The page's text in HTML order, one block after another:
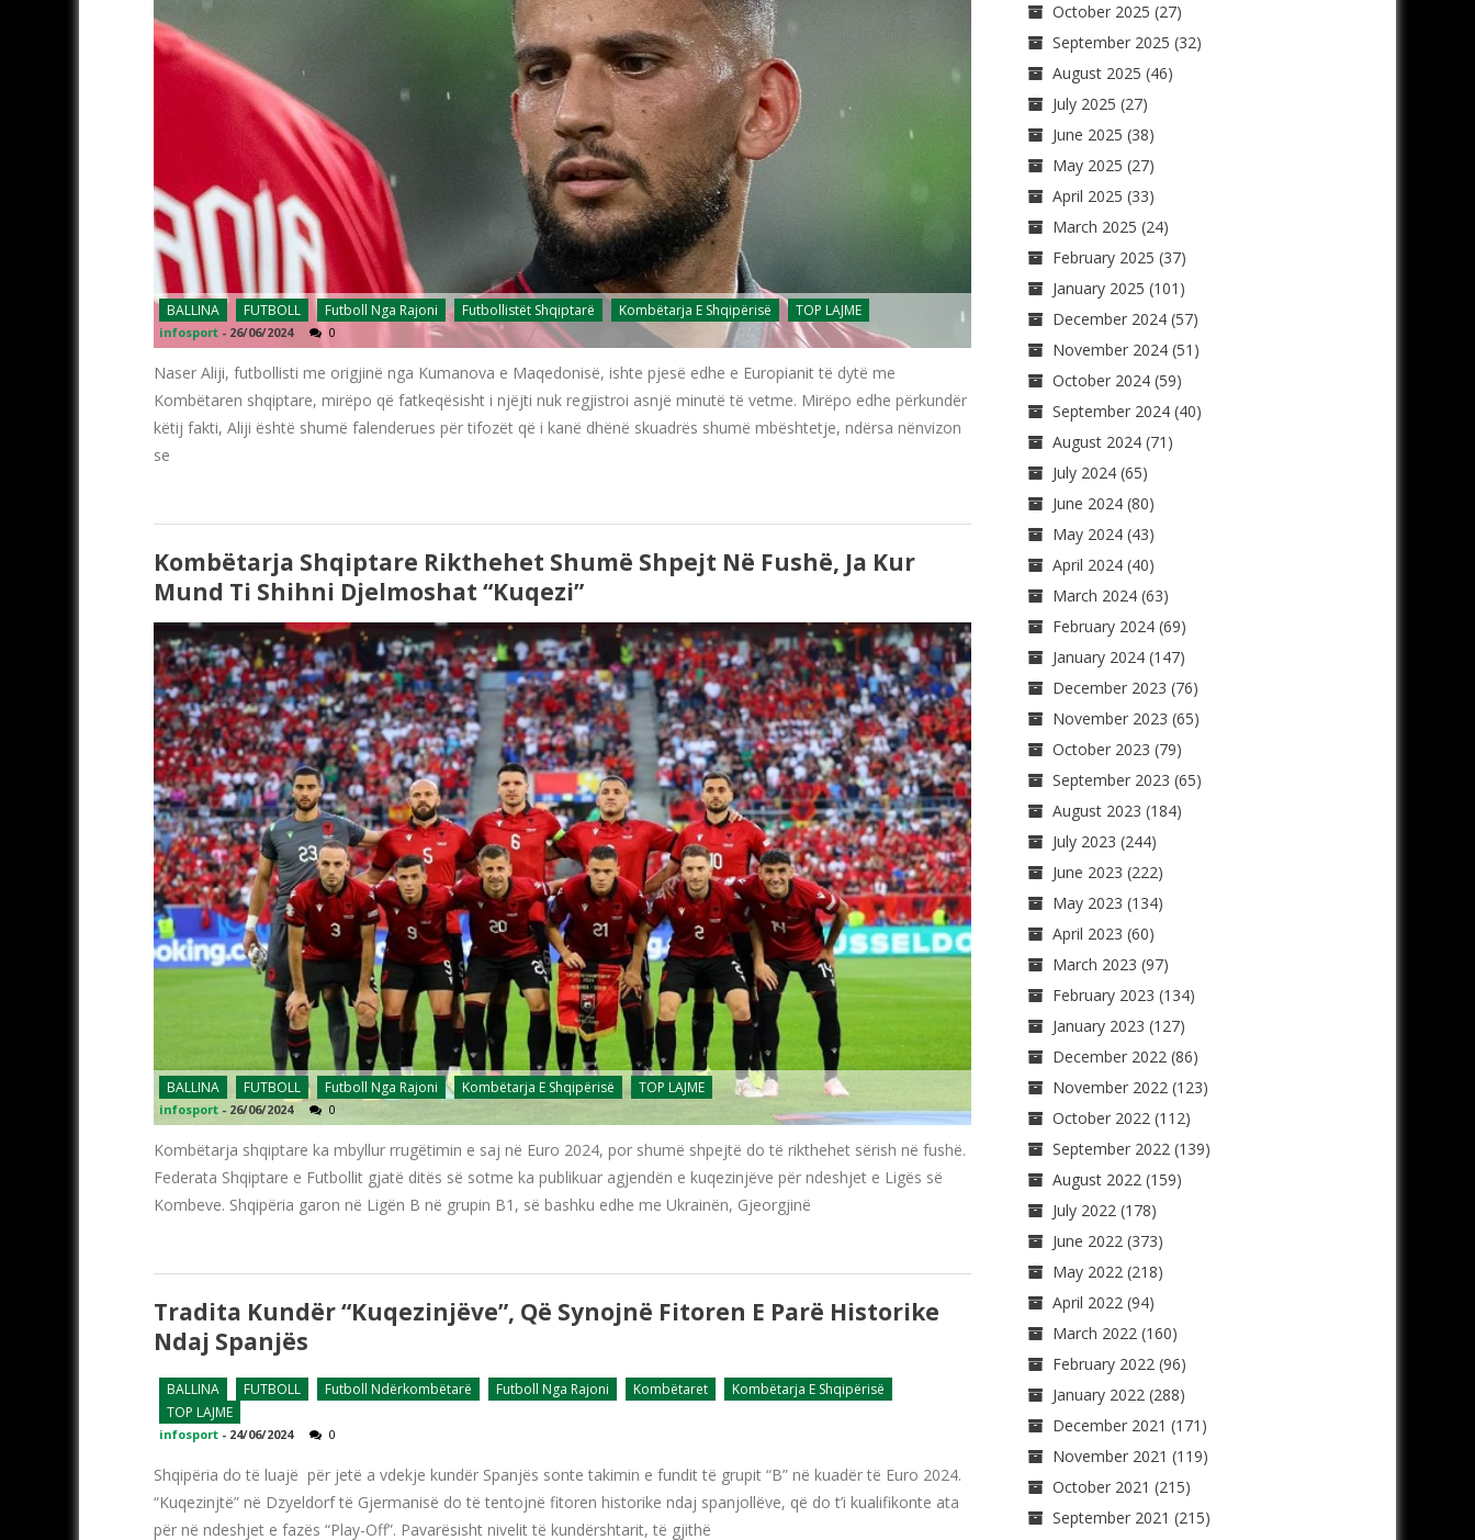
BALLINA FUTBOLL Futboll Nga Rajoni Futbollistët Shqiptarë Kombëtarja E Shqipërisë TOP LAJME
infosport - 26/06/2024 0
Naser Aliji, futbollisti me origjinë nga Kumanova e Maqedonisë, ishte pjesë edhe e Europianit të dytë me
Kombëtaren shqiptare, mirëpo që fatkeqësisht i njëjti nuk regjistroi asnjë minutë të vetme. Mirëpo edhe përkundër
këtij fakti, Aliji është shumë falenderues për tifozët që i kanë dhënë skuadrës shumë mbështetje, ndërsa nënvizon
se
Kombëtarja Shqiptare Rikthehet Shumë Shpejt Në Fushë, Ja Kur
Mund Ti Shihni Djelmoshat “kuqezi”
BALLINA FUTBOLL Futboll Nga Rajoni Kombëtarja E Shqipërisë TOP LAJME
infosport - 26/06/2024 0
Kombëtarja shqiptare ka mbyllur rrugëtimin e saj në Euro 2024, por shumë shpejtë do të rikthehet sërish në fushë.
Federata Shqiptare e Futbollit gjatë ditës së sotme ka publikuar agjendën e kuqezinjëve për ndeshjet e Ligës së
Kombeve. Shqipëria garon në Ligën B në grupin B1, së bashku edhe me Ukrainën, Gjeorgjinë
Tradita Kundër “kuqezinjëve”, Që Synojnë Fitoren E Parë Historike
Ndaj Spanjës
BALLINA FUTBOLL Futboll Ndërkombëtarë Futboll Nga Rajoni Kombëtaret
Kombëtarja E Shqipërisë
TOP LAJME
infosport - 24/06/2024 0
Shqipëria do të luajë për jetë a vdekje kundër Spanjës sonte takimin e fundit të grupit “B” në kuadër të Euro 2024.
“Kuqezinjtë” në Dzyeldorf të Gjermanisë do të tentojnë fitoren historike ndaj spanjollëve, që do t’i kualifikonte ata
për në ndeshjet e fazës “Play-Off”. Pavarësisht nivelit të kundërshtarit, të gjithë
October 2025 (27)
September 2025 (32)
August 2025 (46)
July 2025 (27)
June 2025 (38)
May 2025 (27)
April 2025 (33)
March 2025 (24)
February 2025 (37)
January 2025 (101)
December 2024(57)
November 2024(51)
October 2024(59)
September 2024(40)
August 2024(71)
July 2024(65)
June 2024(80)
May 2024(43)
April 2024(40)
March 2024(63)
February 2024(69)
January 2024(147)
December 2023 (76)
November 2023 (65)
October 2023 (79)
September 2023 (65)
August 2023 (184)
July 2023 (244)
June 2023 (222)
May 2023 (134)
April 2023 (60)
March 2023 (97)
February 2023 (134)
January 2023 (127)
December 2022(86)
November 2022(123)
October 2022(112)
September 2022(139)
August 2022(159)
July 2022(178)
June 2022(373)
May 2022(218)
April 2022(94)
March 2022(160)
February 2022(96)
January 2022(288)
December 2021 (171)
November 2021 (119)
October 2021 (215)
September 2021 (215)